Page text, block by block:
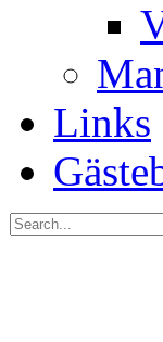
Links